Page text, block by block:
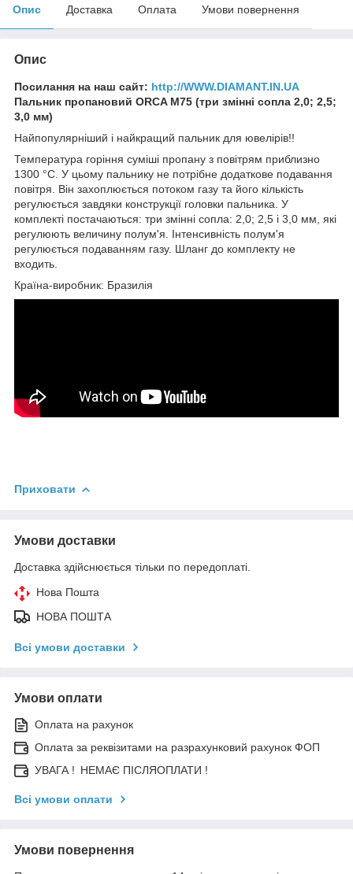
Опис Доставка Оплата Умови повернення
Опис
Посилання на наш сайт: http://WWW.DIAMANT.IN.UA
Пальник пропановий ORCA M75 (три змінні сопла 2,0; 2,5;
3,0 мм)
Найпопулярніший і найкращий пальник для ювелірів!!
Температура горіння суміші пропану з повітрям приблизно
1300 °C. У цьому пальнику не потрібне додаткове подавання
повітря. Він захоплюється потоком газу та його кількість
регулюється завдяки конструкції головки пальника. У
комплекті постачаються: три змінні сопла: 2,0; 2,5 і 3,0 мм, які
регулюють величину полум'я. Інтенсивність полум'я
регулюється подаванням газу. Шланг до комплекту не
входить.
Країна-виробник: Бразилія
Приховати
Умови доставки
Доставка здійснюється тільки по передоплаті.
Нова Пошта
НОВА ПОШТА
Всі умови доставки
Умови оплати
Оплата на рахунок
Оплата за реквізитами на разрахунковий рахунок ФОП
УВАГА ! НЕМАЄ ПІСЛЯОПЛАТИ !
Всі умови оплати
Умови повернення